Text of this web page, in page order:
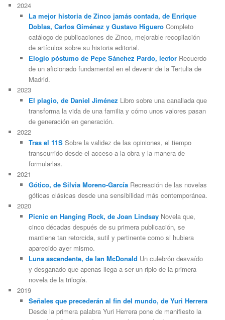
2024
La mejor historia de Zinco jamás contada, de Enrique
Doblas, Carlos Giménez y Gustavo HigueroCompleto
catálogo de publicaciones de Zinco, mejorable recopilación
de artículos sobre su historia editorial.
Elogio póstumo de Pepe Sánchez Pardo, lectorRecuerdo
de un aficionado fundamental en el devenir de la Tertulia de
Madrid.
2023
El plagio, de Daniel Jiménez Libro sobre una canallada que
transforma la vida de una familia y cómo unos valores pasan
de generación en generación.
2022
Tras el 11SSobre la validez de las opiniones, el tiempo
transcurrido desde el acceso a la obra y la manera de
formularlas.
2021
Gótico, de Silvia Moreno-GarcíaRecreación de las novelas
góticas clásicas desde una sensibilidad más contemporánea.
2020
Picnic en Hanging Rock, de Joan LindsayNovela que,
cinco décadas después de su primera publicación, se
mantiene tan retorcida, sutil y pertinente como si hubiera
aparecido ayer mismo.
Luna ascendente, de Ian McDonald Un culebrón desvaído
y desganado que apenas llega a ser un ripio de la primera
novela de la trilogía.
2019
Señales que precederán al fin del mundo, de Yuri Herrera
Desde la primera palabra Yuri Herrera pone de manifiesto la